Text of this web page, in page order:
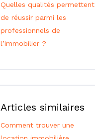
Quelles qualités permettent
de réussir parmi les
professionnels de
l’immobilier ?
Articles similaires
Comment trouver une